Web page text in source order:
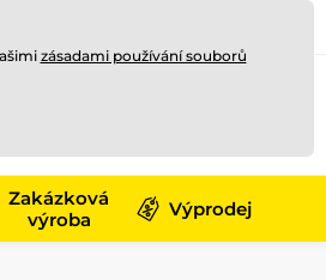
Zakázková
výroba
Výprodej
zásadami používání souborů